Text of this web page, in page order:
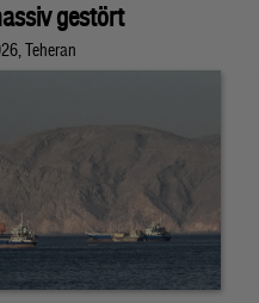
gestört
Teheran